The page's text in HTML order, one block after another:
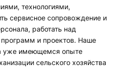
технологиями,
сервисное сопровождение и
работать над
и проектов. Наше
уже имеющемся опыте
сельского хозяйства